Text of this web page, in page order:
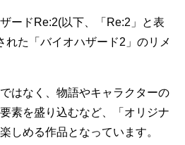
ードRe:2(以下、「Re:2」と表
れた「バイオハザード2」のリメ
はなく、物語やキャラクターの
素を盛り込むなど、「オリジナ
しめる作品となっています。